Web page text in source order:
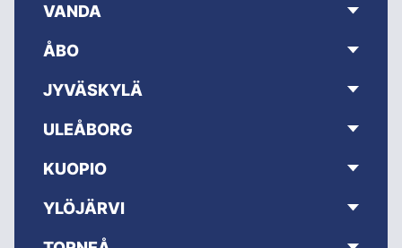
VANDA
ÅBO
JYVÄSKYLÄ
ULEÅBORG
KUOPIO
YLÖJÄRVI